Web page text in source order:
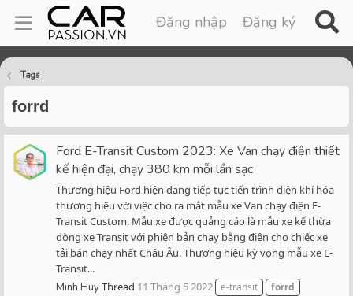
Đăng nhập Đăng ký
Tags
forrd
Ford E-Transit Custom 2023: Xe Van chạy điện thiết
kế hiện đại, chạy 380 km mỗi lần sạc
Thương hiệu Ford hiện đang tiếp tục tiến trình điện khí hóa
thương hiệu với việc cho ra mắt mẫu xe Van chạy điện E-
Transit Custom. Mẫu xe được quảng cáo là mẫu xe kế thừa
dòng xe Transit với phiên bản chạy bằng điện cho chiếc xe
tải bán chạy nhất Châu Âu. Thương hiệu kỳ vọng mẫu xe E-
Transit...
Minh HuyThread 11 Tháng 5 2022 e-transit
forrd